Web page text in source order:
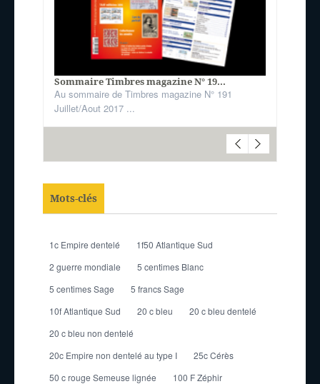
Sommaire Timbres magazine N° 19...
Au sommaire de Timbres magazine N° 191
Juillet/Aout 2017 ...
Mots-clés
1c Empire dentelé
1f50 Atlantique Sud
2 guerre mondiale
5 centimes Blanc
5 centimes Sage
5 francs Sage
10f Atlantique Sud
20 c bleu
20 c bleu dentelé
20 c bleu non dentelé
20c Empire non dentelé au type I
25c Cérès
50 c rouge Semeuse lignée
100 F Zéphir